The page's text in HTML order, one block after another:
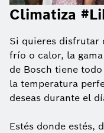
Climatiza
Si quieres disfrutar
frío o calor, la
de Bosch tiene
la temperatura
deseas durante el
Estés donde estés,